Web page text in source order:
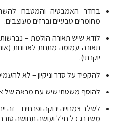
בחדר האמבטיה והמטבח
מחומרים טבעיים וברזים מעוצבים.
לודא שיש תאורה הולמת –
תאורה עמומה מתחת לארונות
יוקרתי).
להקפיד על סדר וניקיון – לא
להוסף משטחי שיש עם מראה של
לשלב צמחייה ירוקה ופרחים – זה
משדרג כל חלל ועושה תחושה